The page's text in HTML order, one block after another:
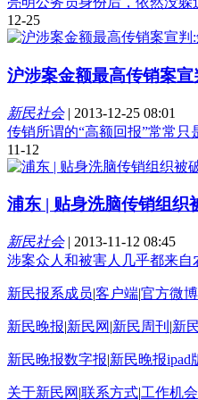
12-25
沪涉案金额最高传销案
新民社会| 2013-12-25 08:01
传销所谓的“高额回报”常常只
11-12
浦东 | 贴身洗脑传销组织
新民社会| 2013-11-12 08:45
涉案众人和被害人几乎都来自
新民报系成员|客户端|官方微博
新民晚报|新民网 |新民周刊 |新
新民晚报数字报|新民晚报ipad
关于新民网 |联系方式|工作机会